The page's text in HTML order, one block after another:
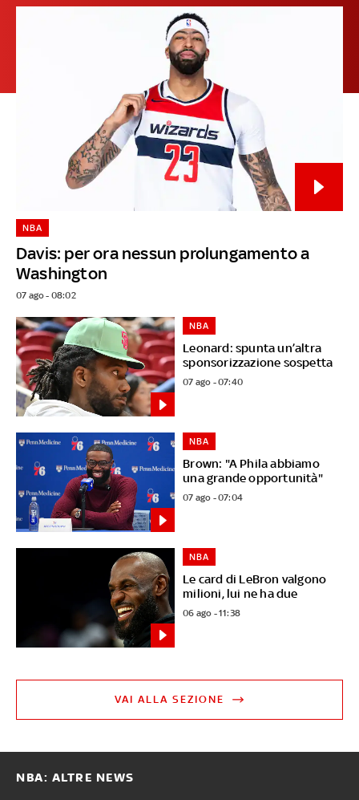
Davis: per ora nessun prolungamento a
Washington
NBA
07 ago - 08:02
Leonard: spunta un’altra
sponsorizzazione sospetta
NBA
07 ago - 07:40
Brown: "A Phila abbiamo
una grande opportunità"
NBA
07 ago - 07:04
Le card di LeBron valgono
milioni, lui ne ha due
NBA
06 ago - 11:38
VAI ALLA SEZIONE
NBA: ALTRE NEWS